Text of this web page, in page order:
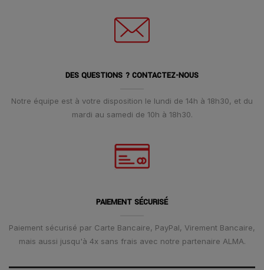
DES QUESTIONS ? CONTACTEZ-NOUS
Notre équipe est à votre disposition le lundi de 14h à 18h30, et du
mardi au samedi de 10h à 18h30.
PAIEMENT SÉCURISÉ
Paiement sécurisé par Carte Bancaire, PayPal, Virement Bancaire,
mais aussi jusqu'à 4x sans frais avec notre partenaire ALMA.